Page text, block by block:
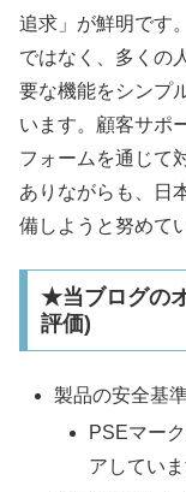
追求」が鮮明です
ではなく、多くの
要な機能をシンプ
います。顧客サポ
フォームを通じて
ありながらも、日
備しようと努めて
★当ブログの
評価)
製品の安全
PSEマー
アしていま